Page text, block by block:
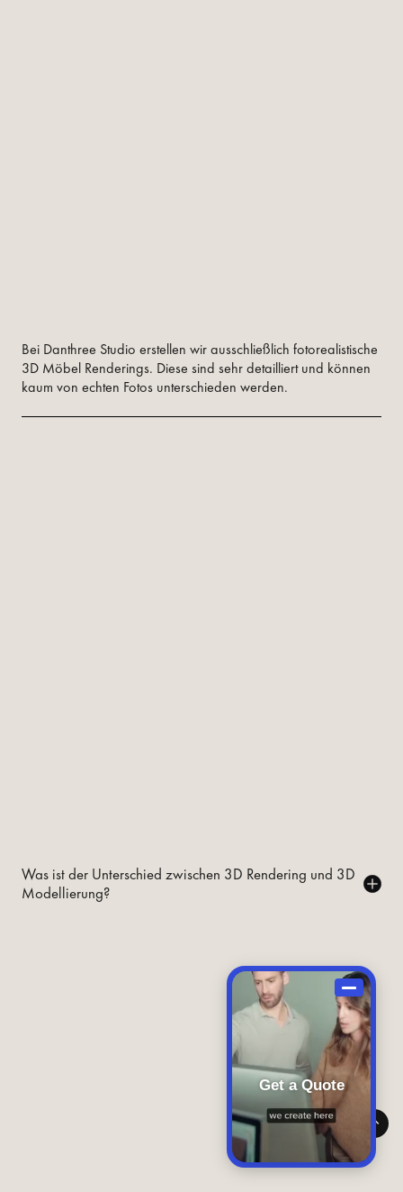
Bei Danthree Studio erstellen wir ausschließlich fotorealistische
3D Möbel Renderings. Diese sind sehr detailliert und können
kaum von echten Fotos unterschieden werden.
Was ist der Unterschied zwischen 3D Rendering und 3D
Modellierung?
Get a Quote